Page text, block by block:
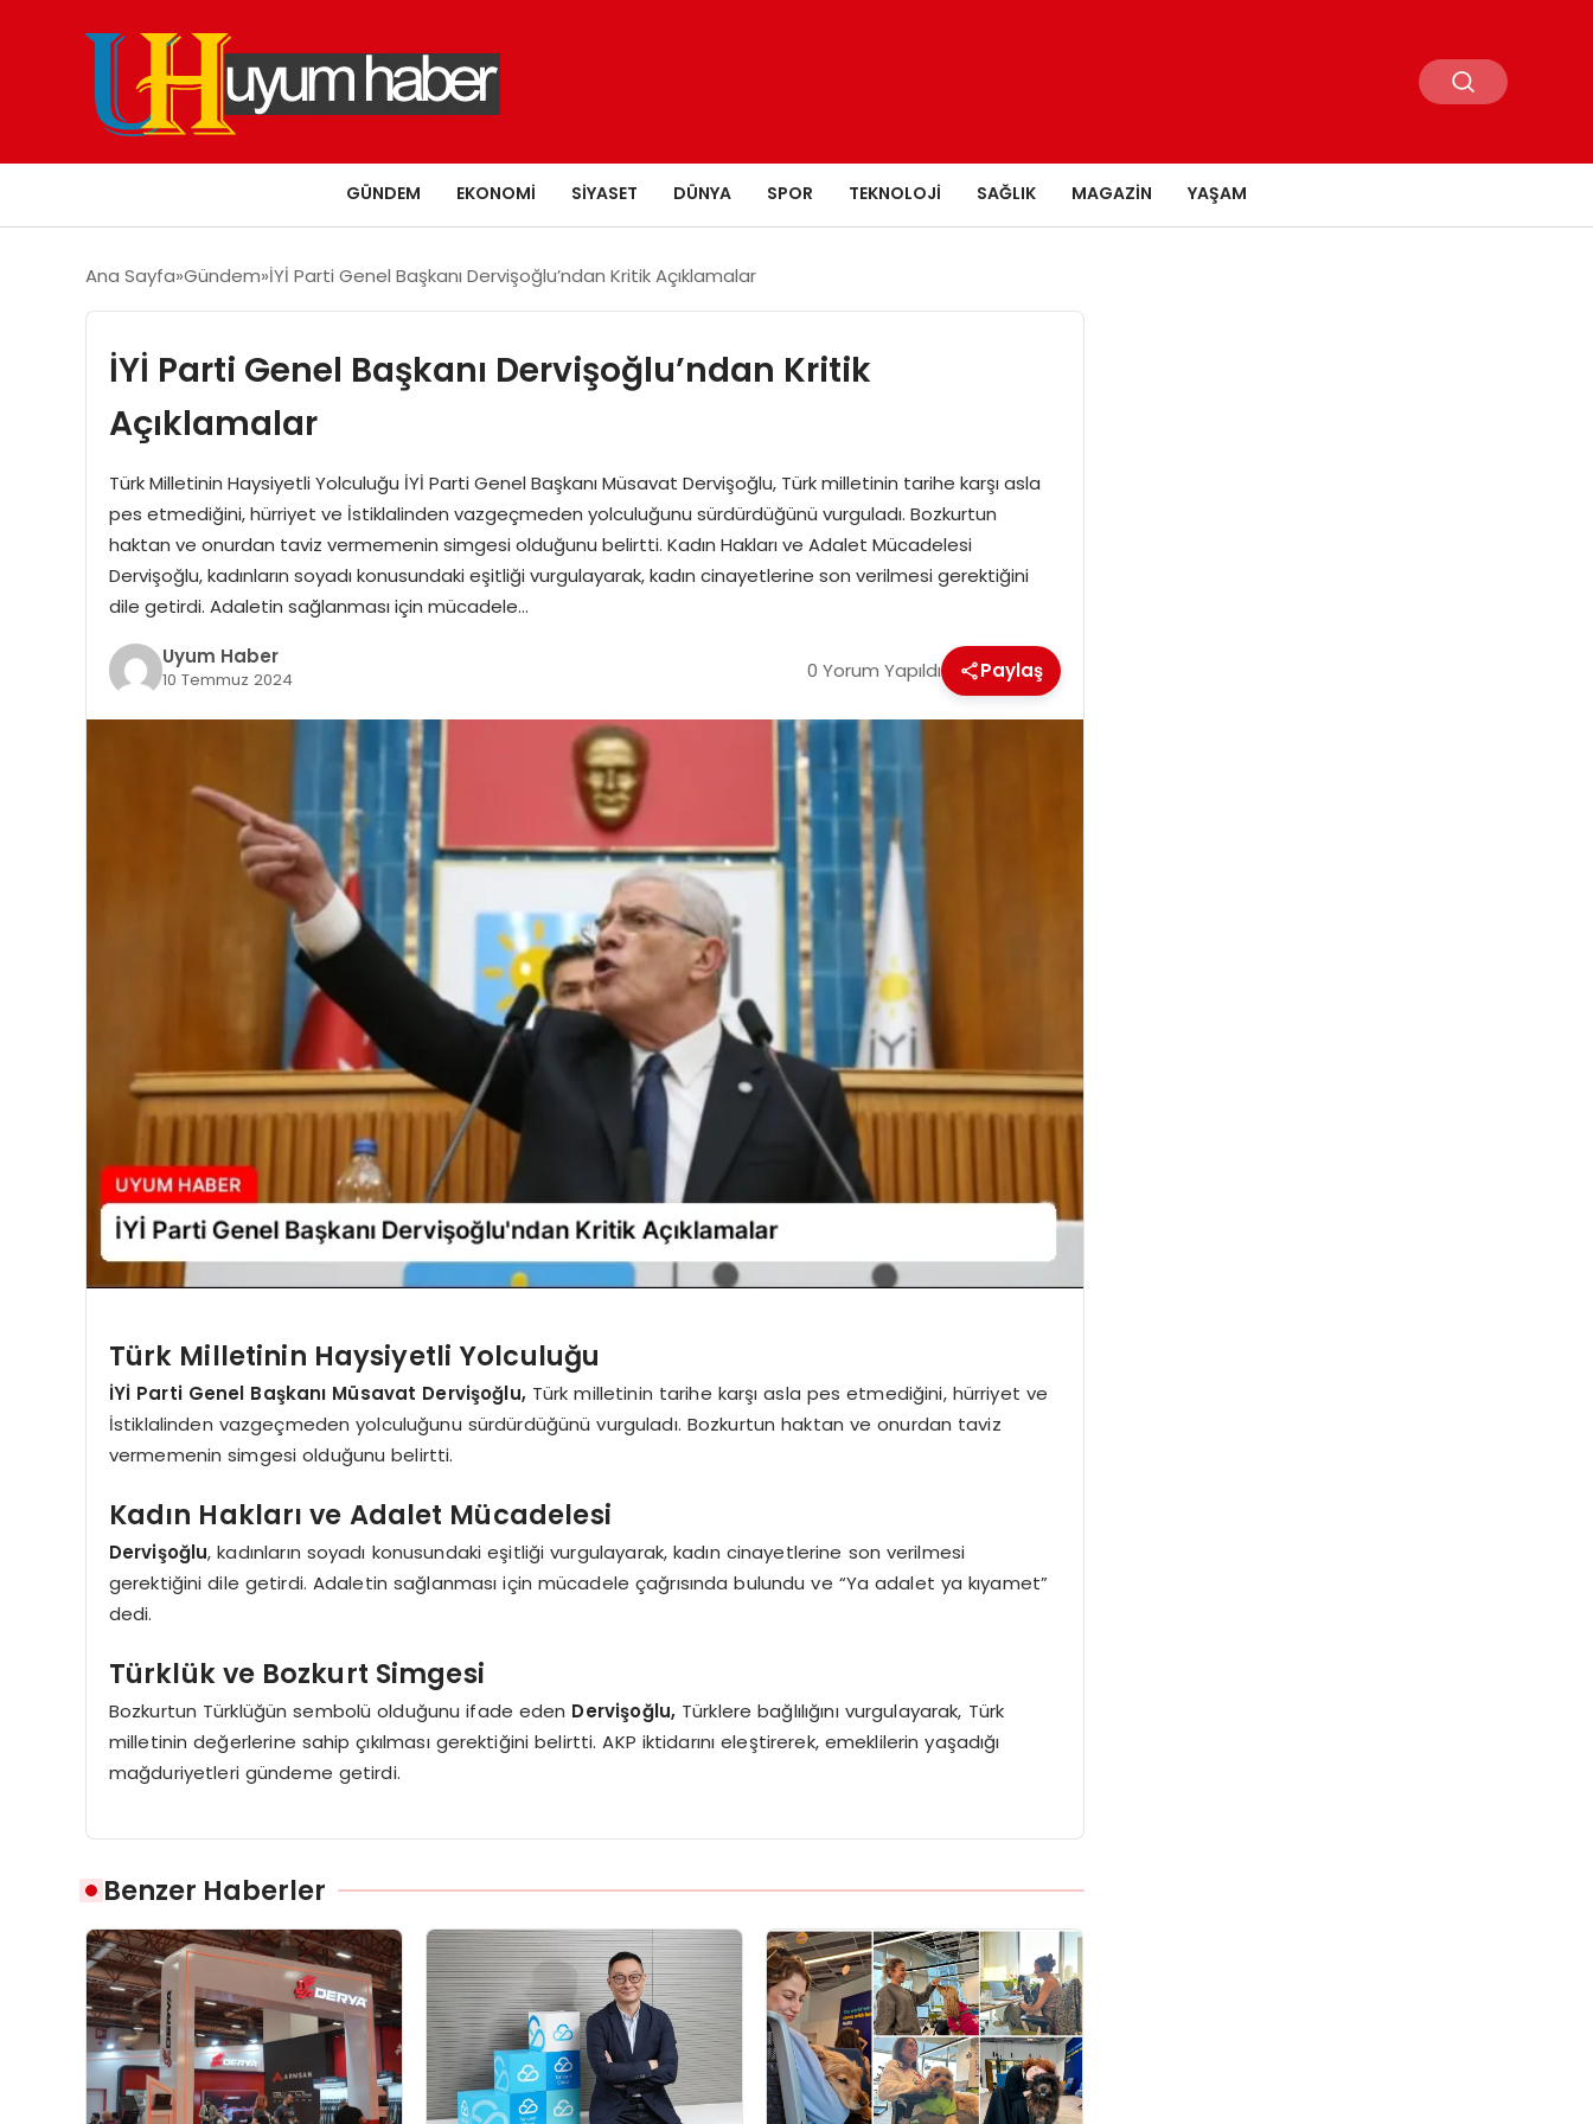
GÜNDEM EKONOMI SIYASET DÜNYA SPOR TEKNOLOJI SAĞLIK MAGAZIN YAŞAM
Ana Sayfa Gündem İYİ Parti Genel Başkanı Dervişoğlu’ndan Kritik Açıklamalar
İYİ Parti Genel Başkanı Dervişoğlu’ndan Kritik
Açıklamalar
Türk Milletinin Haysiyetli Yolculuğu İYİ Parti Genel Başkanı Müsavat Dervişoğlu, Türk milletinin tarihe karşı asla
pes etmediğini, hürriyet ve İstiklalinden vazgeçmeden yolculuğunu sürdürdüğünü vurguladı. Bozkurtun
haktan ve onurdan taviz vermemenin simgesi olduğunu belirtti. Kadın Hakları ve Adalet Mücadelesi
Dervişoğlu, kadınların soyadı konusundaki eşitliği vurgulayarak, kadın cinayetlerine son verilmesi gerektiğini
dile getirdi. Adaletin sağlanması için mücadele…
Uyum Haber
10 Temmuz 2024 0 Yorum Yapıldı Paylaş
Türk Milletinin Haysiyetli Yolculuğu
İYİ Parti Genel Başkanı Müsavat Dervişoğlu,Türk milletinin tarihe karşı asla pes etmediğini, hürriyet ve
İstiklalinden vazgeçmeden yolculuğunu sürdürdüğünü vurguladı. Bozkurtun haktan ve onurdan taviz
vermemenin simgesi olduğunu belirtti.
Kadın Hakları ve Adalet Mücadelesi
Dervişoğlu, kadınların soyadı konusundaki eşitliği vurgulayarak, kadın cinayetlerine son verilmesi
gerektiğini dile getirdi. Adaletin sağlanması için mücadele çağrısında bulundu ve “Ya adalet ya kıyamet”
dedi.
Türklük ve Bozkurt Simgesi
Bozkurtun Türklüğün sembolü olduğunu ifade eden Dervişoğlu, Türklere bağlılığını vurgulayarak, Türk
milletinin değerlerine sahip çıkılması gerektiğini belirtti. AKP iktidarını eleştirerek, emeklilerin yaşadığı
mağduriyetleri gündeme getirdi.
Benzer Haberler